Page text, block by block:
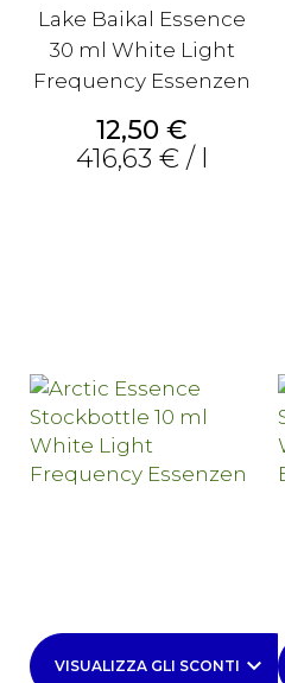
Lake Baikal Essence
30 ml White Light
Frequency Essenzen
Prezzo
12,50 €
416,63 € / l
VISUALIZZA GLI SCONTI keyboard_arrow_down